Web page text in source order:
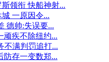
领衔 快船神射...
一原因令...
德帅:失误要...
顽疾不除纽约...
不满判罚追打...
防存一变数郑...